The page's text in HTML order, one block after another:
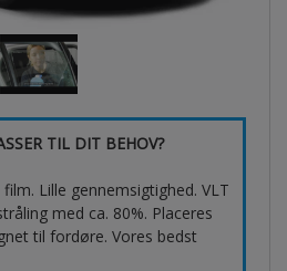
TIL DIT BEHOV?
Lille gennemsigtighed. VLT
med ca. 80%. Placeres
til fordøre. Vores bedst